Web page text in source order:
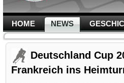
HOME NEWS
Deutschland Cup
Frankreich ins